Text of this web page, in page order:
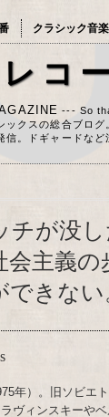
クラシック音
コ
--- So
ックスの総合ブロ
。ドギャードな
が没し
主義の
きない
年）。旧ソビエ
ヴィンスキーや